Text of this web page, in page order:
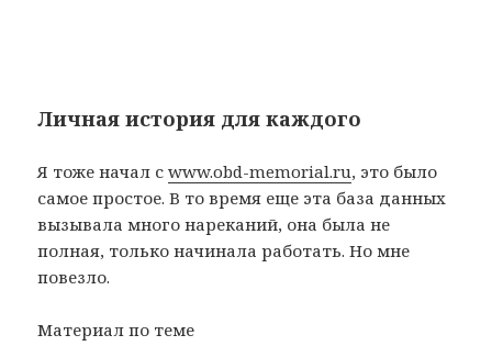
Личная история для каждого
Я тоже начал сwww.obd-memorial.ru, это было
самое простое. В то время еще эта база данных
вызывала много нареканий, она была не
полная, только начинала работать. Но мне
повезло.
Материал по теме